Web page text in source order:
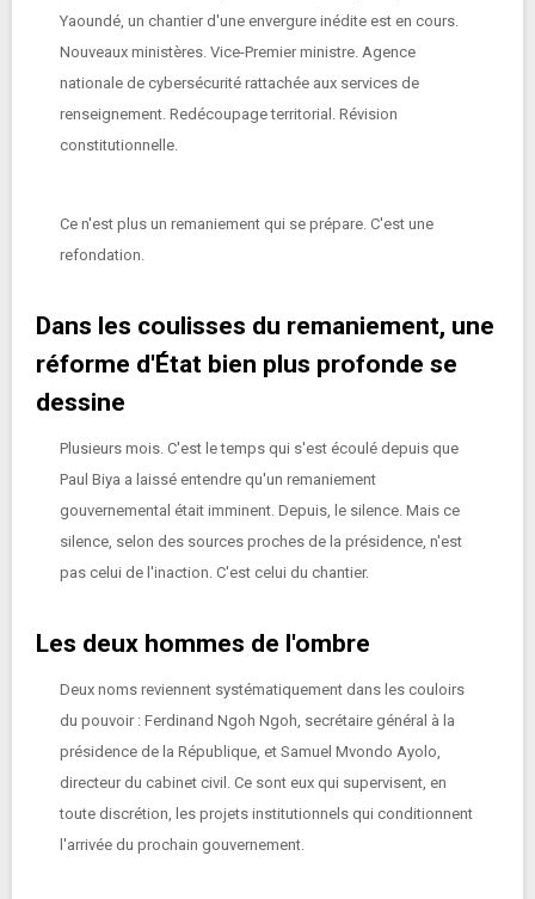
Yaoundé, un chantier d'une envergure inédite est en cours.
Nouveaux ministères. Vice-Premier ministre. Agence
nationale de cybersécurité rattachée aux services de
renseignement. Redécoupage territorial. Révision
constitutionnelle.
Ce n'est plus un remaniement qui se prépare. C'est une
refondation.
Dans les coulisses du remaniement, une
réforme d'État bien plus profonde se
dessine
Plusieurs mois. C'est le temps qui s'est écoulé depuis que
Paul Biya a laissé entendre qu'un remaniement
gouvernemental était imminent. Depuis, le silence. Mais ce
silence, selon des sources proches de la présidence, n'est
pas celui de l'inaction. C'est celui du chantier.
Les deux hommes de l'ombre
Deux noms reviennent systématiquement dans les couloirs
du pouvoir : Ferdinand Ngoh Ngoh, secrétaire général à la
présidence de la République, et Samuel Mvondo Ayolo,
directeur du cabinet civil. Ce sont eux qui supervisent, en
toute discrétion, les projets institutionnels qui conditionnent
l'arrivée du prochain gouvernement.